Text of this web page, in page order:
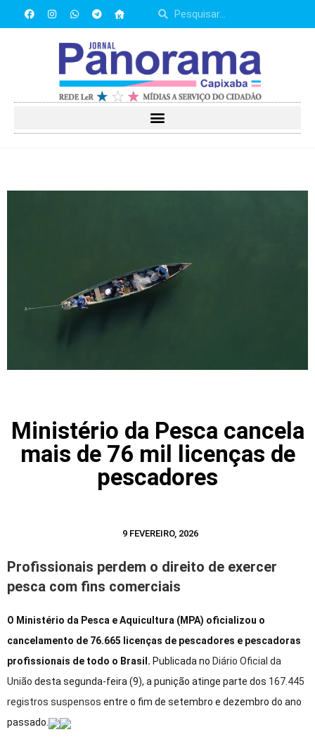
Ministério da Pesca cancela
mais de 76 mil licenças de
pescadores
9 FEVEREIRO, 2026
Profissionais perdem o direito de exercer
pesca com fins comerciais
O Ministério da Pesca e Aquicultura (MPA) oficializou o
cancelamento de 76.665 licenças de pescadores e pescadoras
profissionais de todo o Brasil. Publicada no Diário Oficial da
União desta segunda-feira (9), a punição atinge parte dos 167.445
registros suspensos entre o fim de setembro e dezembro do ano
passado.